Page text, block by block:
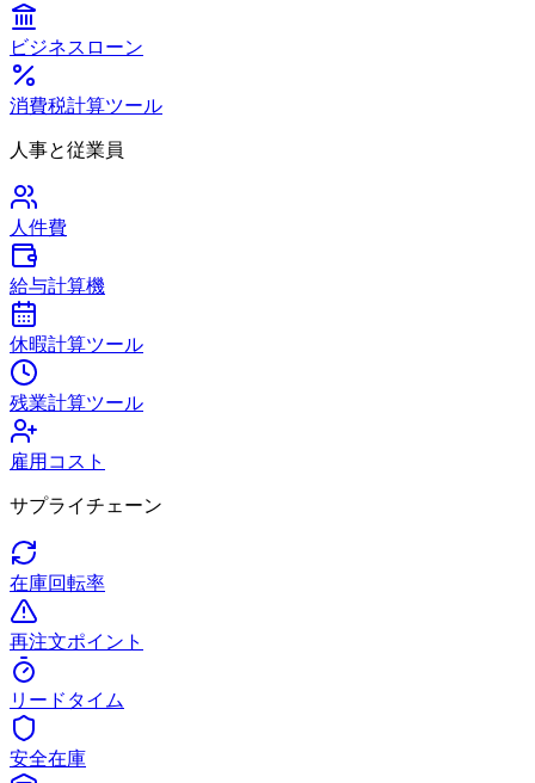
ビジネスローン
消費税計算ツール
人事と従業員
人件費
給与計算機
休暇計算ツール
残業計算ツール
雇用コスト
サプライチェーン
在庫回転率
再注文ポイント
リードタイム
安全在庫